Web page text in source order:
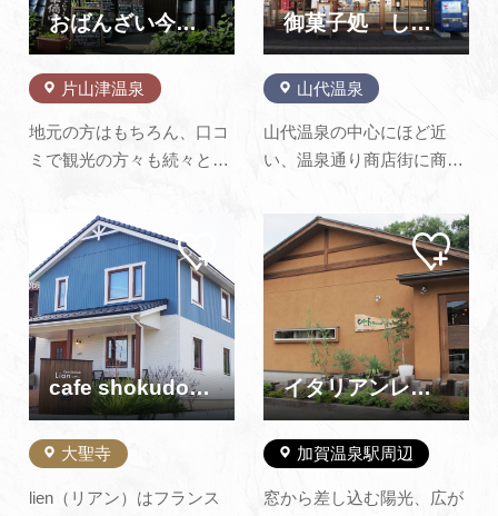
勝地、山代八景に合わせた
八種類の…
おばんざい今昔 いちごいちえ
片山津温泉
地元の方はもちろん、口コ
ミで観光の方々も続々と押
和食居酒屋です。 ゆったり
と落ち着ける店内は、小人
数から団体様まで対応可能
です。 お昼は週替わりのラ
ンチや、健康にも気を使っ
たヘルシー素材のお膳など
が一押しです。 夜はコース
料理…
御菓子処 しもつね
山代温泉
山代温泉の中心にほど近
い、温泉通り商店街に商売
た。毎朝作る朝生菓子が中
心で、添加物を一切使わな
いため、あまり日持ちのす
る商品はございません。主
な商品には温泉シンボル烏
（からす）にちなんだ、ゴ
マ皮ゴマ餡の「烏のゆか
り」、菖蒲湯ま…
cafe shokudo Lian リアン
大聖寺
lien（リアン）はフランス
マイ
ペー
ジに
追加
イタリアンレストラン カーサ フォルトゥーナ（閉店）
加賀温泉駅周辺
窓から差し込む陽光、広が
マイ
ペー
ジに
追加